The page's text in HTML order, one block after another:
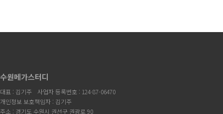
수원메가스터디
대표 : 김기주
사업자 등록번호 : 124-87-06470
개인정보 보호책임자 : 김기주
주소 : 경기도 수원시 권선구 권광로 90